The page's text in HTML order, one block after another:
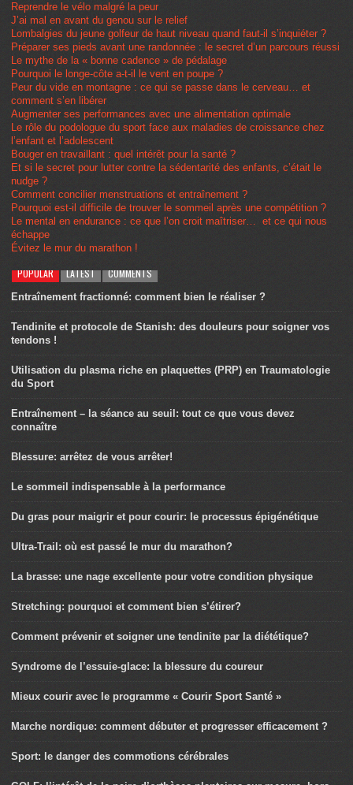
Reprendre le vélo malgré la peur
J’ai mal en avant du genou sur le relief
Lombalgies du jeune golfeur de haut niveau quand faut-il s’inquiéter ?
Préparer ses pieds avant une randonnée : le secret d’un parcours réussi
Le mythe de la « bonne cadence » de pédalage
Pourquoi le longe-côte a-t-il le vent en poupe ?
Peur du vide en montagne : ce qui se passe dans le cerveau… et
comment s’en libérer
Augmenter ses performances avec une alimentation optimale
Le rôle du podologue du sport face aux maladies de croissance chez
l’enfant et l’adolescent
Bouger en travaillant : quel intérêt pour la santé ?
Et si le secret pour lutter contre la sédentarité des enfants, c’était le
nudge ?
Comment concilier menstruations et entraînement ?
Pourquoi est-il difficile de trouver le sommeil après une compétition ?
Le mental en endurance : ce que l’on croit maîtriser… et ce qui nous
échappe
Évitez le mur du marathon !
POPULAR LATEST COMMENTS
Entraînement fractionné: comment bien le réaliser ?
Tendinite et protocole de Stanish: des douleurs pour soigner vos
tendons !
Utilisation du plasma riche en plaquettes (PRP) en Traumatologie
du Sport
Entraînement – la séance au seuil: tout ce que vous devez
connaître
Blessure: arrêtez de vous arrêter!
Le sommeil indispensable à la performance
Du gras pour maigrir et pour courir: le processus épigénétique
Ultra-Trail: où est passé le mur du marathon?
La brasse: une nage excellente pour votre condition physique
Stretching: pourquoi et comment bien s’étirer?
Comment prévenir et soigner une tendinite par la diététique?
Syndrome de l’essuie-glace: la blessure du coureur
Mieux courir avec le programme « Courir Sport Santé »
Marche nordique: comment débuter et progresser efficacement ?
Sport: le danger des commotions cérébrales